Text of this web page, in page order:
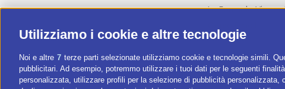
Utilizziamo i cookie e altre tecnologie
Noi e altre 7 terze parti selezionate utilizziamo cookie e tecnologie simili.
pubblicitari. Ad esempio, potremmo utilizzare i tuoi dati per le seguenti
personalizzata, utilizzare profili per la selezione di pubblicità
La Formula